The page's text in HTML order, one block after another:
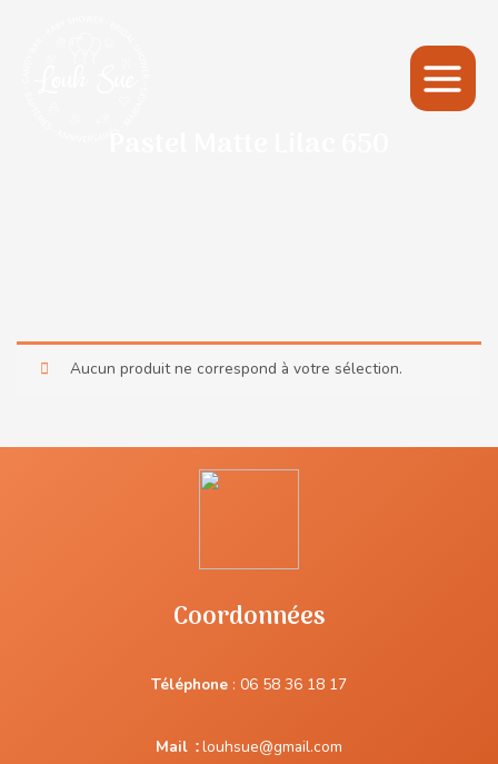
Main
Menu
Aucun produit ne correspond à votre sélection.
Coordonnées
Téléphone : 06 58 36 18 17
Mail :louhsue@gmail.com